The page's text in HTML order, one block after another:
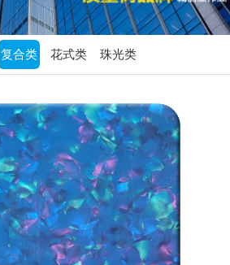
复合类 花式类 珠光类